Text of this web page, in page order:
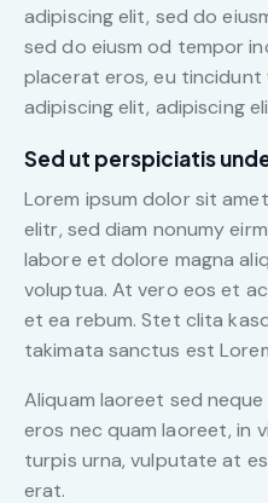
adipiscing elit, sed do
sed do eiusm od tempor
placerat eros, eu
adipiscing elit, adipiscing
Sed ut perspiciatis
Lorem ipsum dolor sit
elitr, sed diam nonumy
labore et dolore magna
voluptua. At vero eos et
et ea rebum. Stet clita
takimata sanctus est
Aliquam laoreet sed
eros nec quam laoreet, in
turpis urna, vulputate at
erat.